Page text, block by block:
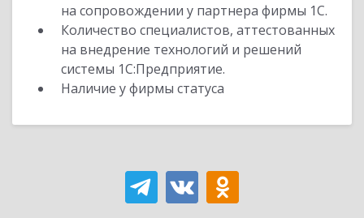
на сопровождении у партнера фирмы 1С.
Количество специалистов, аттестованных
на внедрение технологий и решений
системы 1С:Предприятие.
Наличие у фирмы статуса